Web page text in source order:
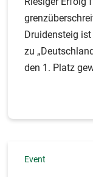
Druidensteig
zu
den 1. Platz
Event